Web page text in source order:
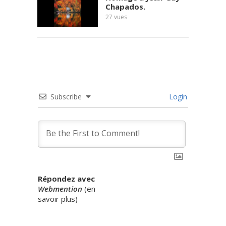
Chapados.
27 vues
Subscribe Login
Répondez avec
Webmention (en
savoir plus)